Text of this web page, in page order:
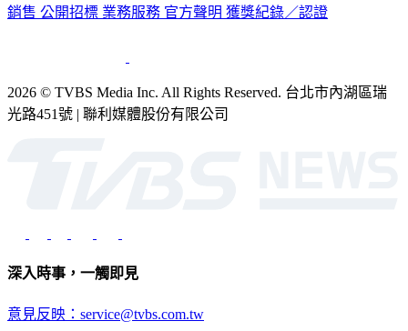
銷售 公開招標 業務服務 官方聲明 獲獎紀錄／認證
2026 © TVBS Media Inc. All Rights Reserved. 台北市內湖區瑞
光路451號 | 聯利媒體股份有限公司
深入時事，一觸即見
意見反映：service@tvbs.com.tw